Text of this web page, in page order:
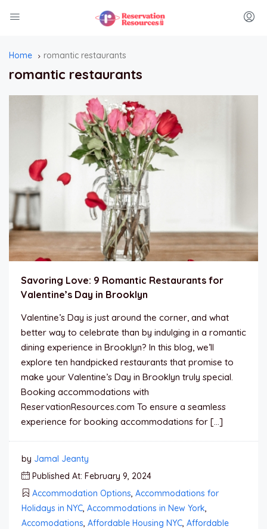
Home romantic restaurants
romantic restaurants
Savoring Love: 9 Romantic Restaurants for
Valentine’s Day in Brooklyn
Valentine’s Day is just around the corner, and what
better way to celebrate than by indulging in a romantic
dining experience in Brooklyn? In this blog, we’ll
explore ten handpicked restaurants that promise to
make your Valentine’s Day in Brooklyn truly special.
Booking accommodations with
ReservationResources.com To ensure a seamless
experience for booking accommodations for […]
by Jamal Jeanty
Published At: February 9, 2024
Accommodation Options, Accommodations for
Holidays in NYC, Accommodations in New York,
Accomodations, Affordable Housing NYC, Affordable